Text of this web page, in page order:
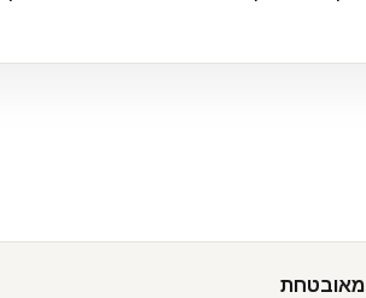
מאובטחת